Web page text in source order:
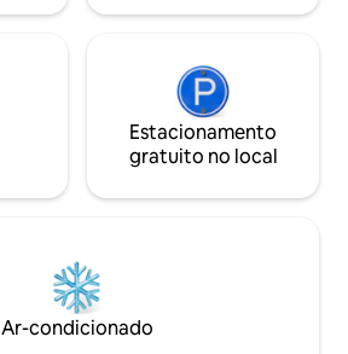
Estacionamento
gratuito no local
Ar-condicionado